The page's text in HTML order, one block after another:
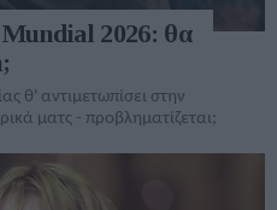
Mundial 2026: θα
θ' αντιμετωπίσει στην
ματς - προβληματίζεται;